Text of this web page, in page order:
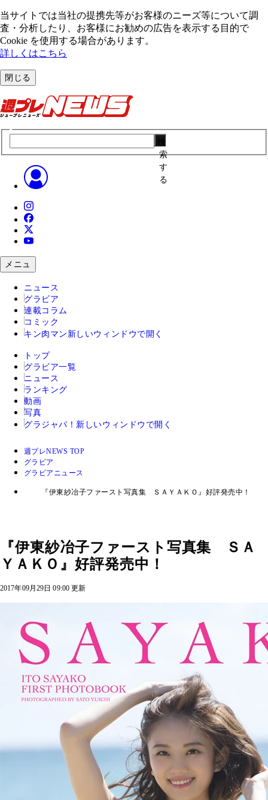
当サイトでは当社の提携先等がお客様のニーズ等について調
査・分析したり、お客様にお勧めの広告を表⽰する⽬的で
Cookie を使⽤する場合があります。
詳しくはこちら
閉じる
索
す
る
メニュ
ニュース
グラビア
連載コラム
コミック
キン肉マン 新しいウィンドウで開く
トップ
グラビア一覧
ニュース
ランキング
動画
写真
グラジャパ！ 新しいウィンドウで開く
週プレNEWS TOP
グラビア
グラビアニュース
『伊東紗冶子ファースト写真集 ＳＡＹＡＫＯ』好評発売中！
『伊東紗冶子ファースト写真集 ＳＡ
ＹＡＫＯ』好評発売中！
2017年09月29日 09:00 更新